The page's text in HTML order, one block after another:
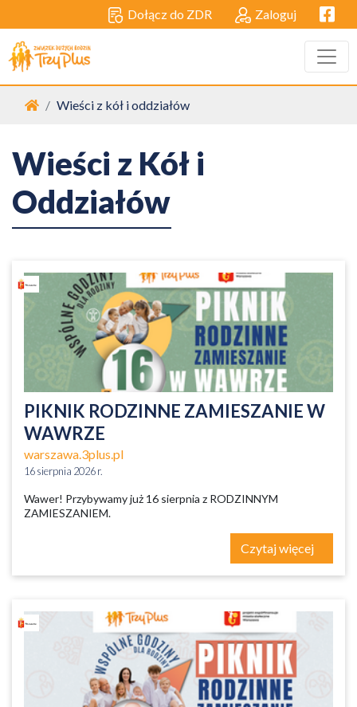
Dołącz do ZDR Zaloguj
Strona główna
Wieści z kół i oddziałów
Wieści z Kół i
Oddziałów
PIKNIK RODZINNE ZAMIESZANIE W
WAWRZE
warszawa.3plus.pl
16 sierpnia 2026 r.
Wawer! Przybywamy już 16 sierpnia z RODZINNYM
ZAMIESZANIEM.
Czytaj więcej